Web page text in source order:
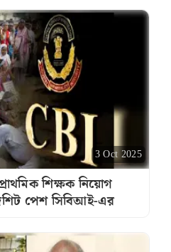
3 Oct 2025
শিক্ষক নিয়োগ
পেশ সিবিআই-এর